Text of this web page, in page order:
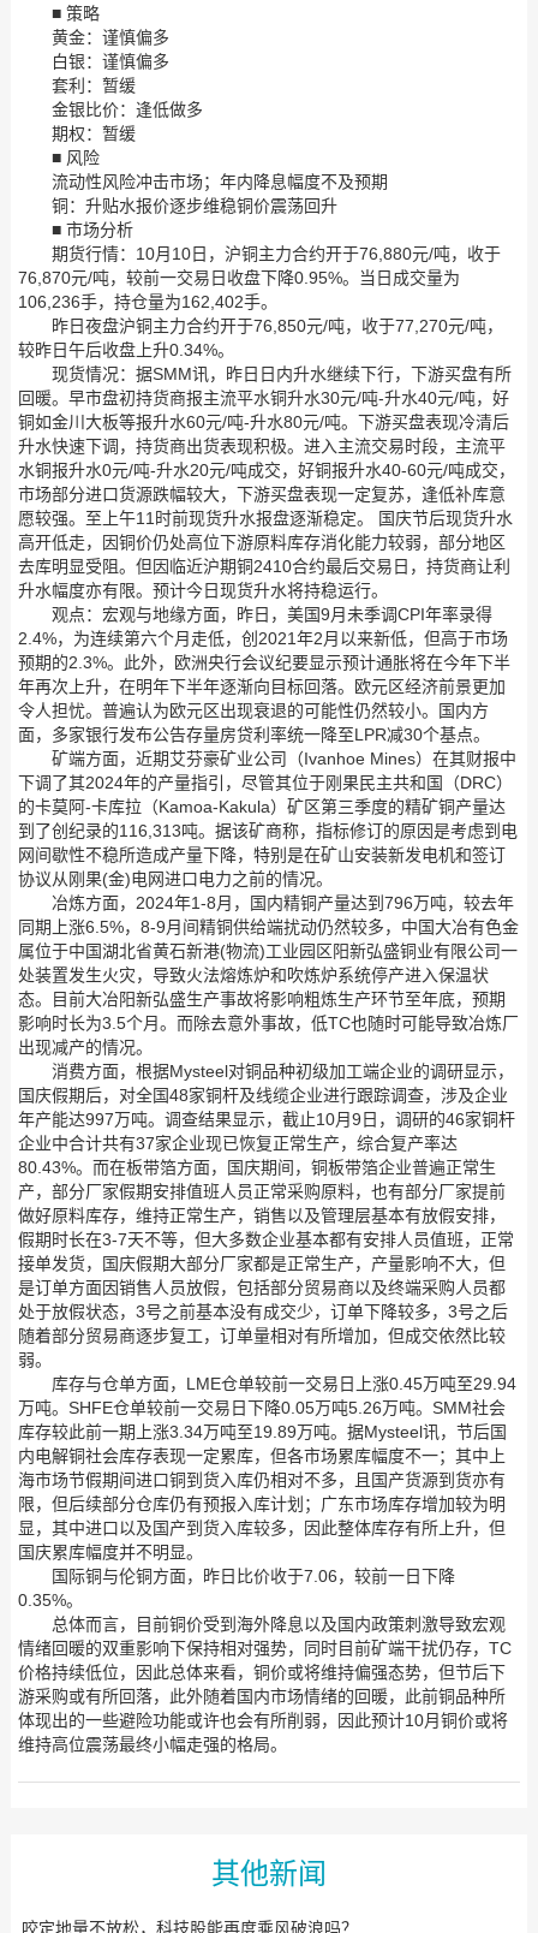
■ 策略
黄金：谨慎偏多
白银：谨慎偏多
套利：暂缓
金银比价：逢低做多
期权：暂缓
■ 风险
流动性风险冲击市场；年内降息幅度不及预期
铜：升贴水报价逐步维稳铜价震荡回升
■ 市场分析
期货行情：10月10日，沪铜主力合约开于76,880元/吨，收于
76,870元/吨，较前一交易日收盘下降0.95%。当日成交量为
106,236手，持仓量为162,402手。
昨日夜盘沪铜主力合约开于76,850元/吨，收于77,270元/吨，
较昨日午后收盘上升0.34%。
现货情况：据SMM讯，昨日日内升水继续下行，下游买盘有所
回暖。早市盘初持货商报主流平水铜升水30元/吨-升水40元/吨，好
铜如金川大板等报升水60元/吨-升水80元/吨。下游买盘表现冷清后
升水快速下调，持货商出货表现积极。进入主流交易时段，主流平
水铜报升水0元/吨-升水20元/吨成交，好铜报升水40-60元/吨成交，
市场部分进口货源跌幅较大，下游买盘表现一定复苏，逢低补库意
愿较强。至上午11时前现货升水报盘逐渐稳定。 国庆节后现货升水
高开低走，因铜价仍处高位下游原料库存消化能力较弱，部分地区
去库明显受阻。但因临近沪期铜2410合约最后交易日，持货商让利
升水幅度亦有限。预计今日现货升水将持稳运行。
观点：宏观与地缘方面，昨日，美国9月未季调CPI年率录得
2.4%，为连续第六个月走低，创2021年2月以来新低，但高于市场
预期的2.3%。此外，欧洲央行会议纪要显示预计通胀将在今年下半
年再次上升，在明年下半年逐渐向目标回落。欧元区经济前景更加
令人担忧。普遍认为欧元区出现衰退的可能性仍然较小。国内方
面，多家银行发布公告存量房贷利率统一降至LPR减30个基点。
矿端方面，近期艾芬豪矿业公司（Ivanhoe Mines）在其财报中
下调了其2024年的产量指引，尽管其位于刚果民主共和国（DRC）
的卡莫阿-卡库拉（Kamoa-Kakula）矿区第三季度的精矿铜产量达
到了创纪录的116,313吨。据该矿商称，指标修订的原因是考虑到电
网间歇性不稳所造成产量下降，特别是在矿山安装新发电机和签订
协议从刚果(金)电网进口电力之前的情况。
冶炼方面，2024年1-8月，国内精铜产量达到796万吨，较去年
同期上涨6.5%，8-9月间精铜供给端扰动仍然较多，中国大冶有色金
属位于中国湖北省黄石新港(物流)工业园区阳新弘盛铜业有限公司一
处装置发生火灾，导致火法熔炼炉和吹炼炉系统停产进入保温状
态。目前大冶阳新弘盛生产事故将影响粗炼生产环节至年底，预期
影响时长为3.5个月。而除去意外事故，低TC也随时可能导致冶炼厂
出现减产的情况。
消费方面，根据Mysteel对铜品种初级加工端企业的调研显示，
国庆假期后，对全国48家铜杆及线缆企业进行跟踪调查，涉及企业
年产能达997万吨。调查结果显示，截止10月9日，调研的46家铜杆
企业中合计共有37家企业现已恢复正常生产，综合复产率达
80.43%。而在板带箔方面，国庆期间，铜板带箔企业普遍正常生
产，部分厂家假期安排值班人员正常采购原料，也有部分厂家提前
做好原料库存，维持正常生产，销售以及管理层基本有放假安排，
假期时长在3-7天不等，但大多数企业基本都有安排人员值班，正常
接单发货，国庆假期大部分厂家都是正常生产，产量影响不大，但
是订单方面因销售人员放假，包括部分贸易商以及终端采购人员都
处于放假状态，3号之前基本没有成交少，订单下降较多，3号之后
随着部分贸易商逐步复工，订单量相对有所增加，但成交依然比较
弱。
库存与仓单方面，LME仓单较前一交易日上涨0.45万吨至29.94
万吨。SHFE仓单较前一交易日下降0.05万吨5.26万吨。SMM社会
库存较此前一期上涨3.34万吨至19.89万吨。据Mysteel讯，节后国
内电解铜社会库存表现一定累库，但各市场累库幅度不一；其中上
海市场节假期间进口铜到货入库仍相对不多，且国产货源到货亦有
限，但后续部分仓库仍有预报入库计划；广东市场库存增加较为明
显，其中进口以及国产到货入库较多，因此整体库存有所上升，但
国庆累库幅度并不明显。
国际铜与伦铜方面，昨日比价收于7.06，较前一日下降
0.35%。
总体而言，目前铜价受到海外降息以及国内政策刺激导致宏观
情绪回暖的双重影响下保持相对强势，同时目前矿端干扰仍存，TC
价格持续低位，因此总体来看，铜价或将维持偏强态势，但节后下
游采购或有所回落，此外随着国内市场情绪的回暖，此前铜品种所
体现出的一些避险功能或许也会有所削弱，因此预计10月铜价或将
维持高位震荡最终小幅走强的格局。
其他新闻
咬定地量不放松，科技股能再度乘风破浪吗？